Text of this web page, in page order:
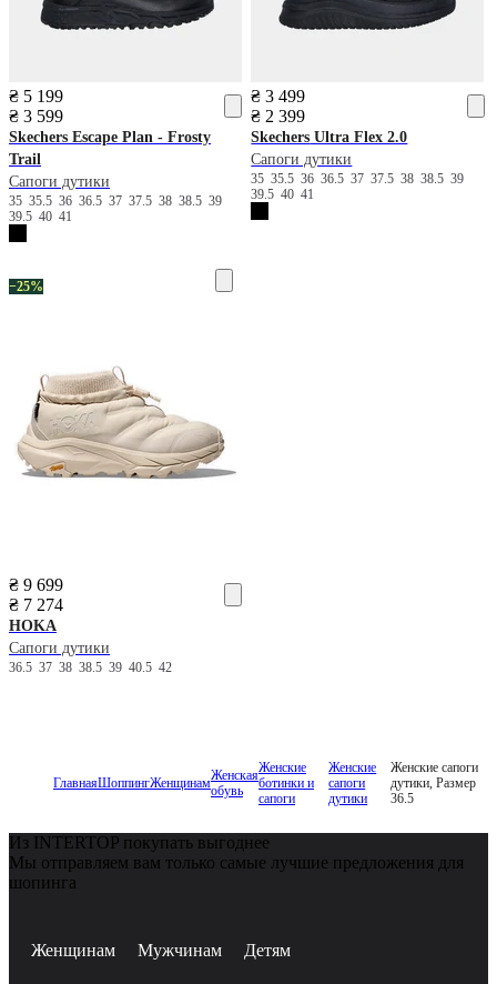
₴ 5 199
₴ 3 599
Skechers Escape Plan - Frosty
Trail
Сапоги дутики
35 35.5 36 36.5 37 37.5 38 38.5 39
39.5 40 41
₴ 3 499
₴ 2 399
Skechers Ultra Flex 2.0
Сапоги дутики
3535.53636.53737.53838.539
39.54041
−25%
₴ 9 699
₴ 7 274
HOKA
Сапоги дутики
36.5 37 38 38.5 39 40.5 42
ГлавнаяШоппингЖенщинамЖенская
обувь
Женские
ботинки и
сапоги
Женские
сапоги
дутики
Женские сапоги
дутики, Размер
36.5
Из INTERTOP покупать выгоднее
Мы отправляем вам только самые лучшие предложения для
шопинга
Женщинам Мужчинам Детям